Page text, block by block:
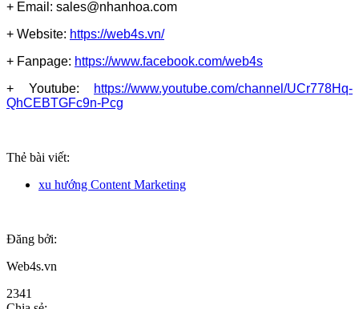
+ Email: sales@nhanhoa.com
+ Website: https://web4s.vn/
+ Fanpage: https://www.facebook.com/web4s
+ Youtube:
https://www.youtube.com/channel/UCr778Hq-
QhCEBTGFc9n-Pcg
Thẻ bài viết:
xu hướng Content Marketing
Đăng bởi:
Web4s.vn
2341